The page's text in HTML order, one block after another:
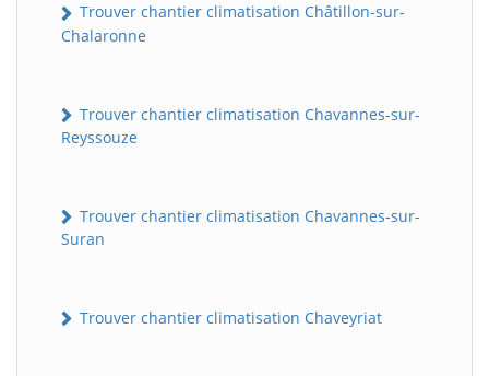
Trouver chantier climatisation Châtillon-sur-
Chalaronne
Trouver chantier climatisation Chavannes-sur-
Reyssouze
Trouver chantier climatisation Chavannes-sur-
Suran
Trouver chantier climatisation Chaveyriat